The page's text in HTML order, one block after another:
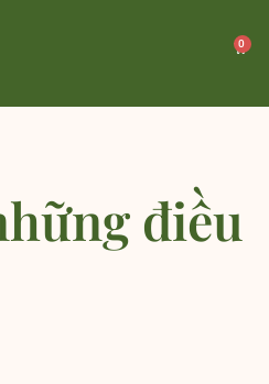
0
điều